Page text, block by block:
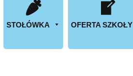
STOŁÓWKA OFERTA SZKOŁY